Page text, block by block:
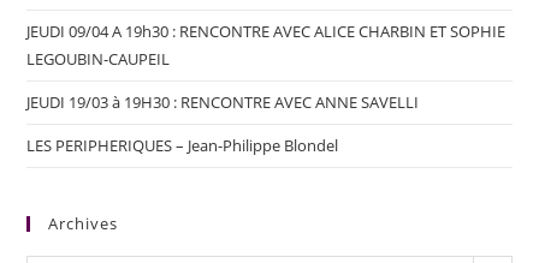
JEUDI 09/04 A 19h30 : RENCONTRE AVEC ALICE CHARBIN ET SOPHIE
LEGOUBIN-CAUPEIL
JEUDI 19/03 à 19H30 : RENCONTRE AVEC ANNE SAVELLI
LES PERIPHERIQUES – Jean-Philippe Blondel
Archives